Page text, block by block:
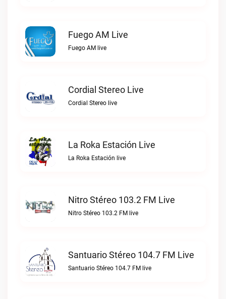
Fuego AM Live
Fuego AM live
Cordial Stereo Live
Cordial Stereo live
La Roka Estación Live
La Roka Estación live
Nitro Stéreo 103.2 FM Live
Nitro Stéreo 103.2 FM live
Santuario Stéreo 104.7 FM Live
Santuario Stéreo 104.7 FM live